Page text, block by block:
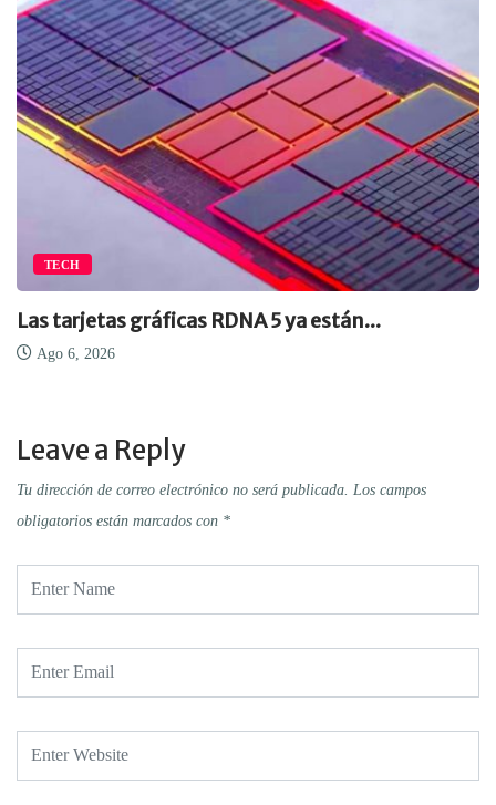
TECH
Las tarjetas gráficas RDNA 5 ya están...
Ago 6, 2026
Leave a Reply
Tu dirección de correo electrónico no será publicada. Los campos
obligatorios están marcados con *